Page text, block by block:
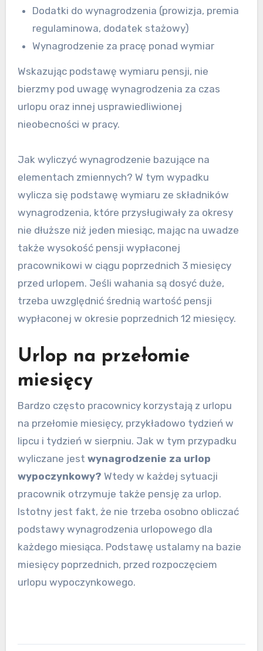
Dodatki do wynagrodzenia (prowizja, premia
regulaminowa, dodatek stażowy)
Wynagrodzenie za pracę ponad wymiar
Wskazując podstawę wymiaru pensji, nie
bierzmy pod uwagę wynagrodzenia za czas
urlopu oraz innej usprawiedliwionej
nieobecności w pracy.
Jak wyliczyć wynagrodzenie bazujące na
elementach zmiennych? W tym wypadku
wylicza się podstawę wymiaru ze składników
wynagrodzenia, które przysługiwały za okresy
nie dłuższe niż jeden miesiąc, mając na uwadze
także wysokość pensji wypłaconej
pracownikowi w ciągu poprzednich 3 miesięcy
przed urlopem. Jeśli wahania są dosyć duże,
trzeba uwzględnić średnią wartość pensji
wypłaconej w okresie poprzednich 12 miesięcy.
Urlop na przełomie
miesięcy
Bardzo często pracownicy korzystają z urlopu
na przełomie miesięcy, przykładowo tydzień w
lipcu i tydzień w sierpniu. Jak w tym przypadku
wyliczane jest wynagrodzenie za urlop
wypoczynkowy? Wtedy w każdej sytuacji
pracownik otrzymuje także pensję za urlop.
Istotny jest fakt, że nie trzeba osobno obliczać
podstawy wynagrodzenia urlopowego dla
każdego miesiąca. Podstawę ustalamy na bazie
miesięcy poprzednich, przed rozpoczęciem
urlopu wypoczynkowego.